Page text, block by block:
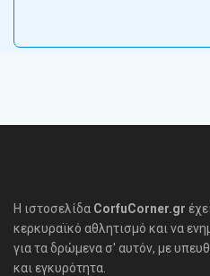
Η ιστοσελίδα CorfuCorner.gr
κερκυραϊκό αθλητισμό και να
για τα δρώμενα σ' αυτόν, με
και εγκυρότητα.